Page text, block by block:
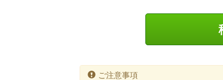
ご注意事項